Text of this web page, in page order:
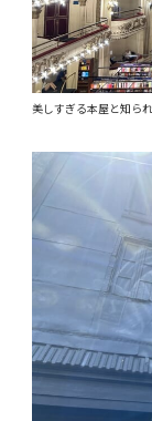
美しすぎる本屋と知ら